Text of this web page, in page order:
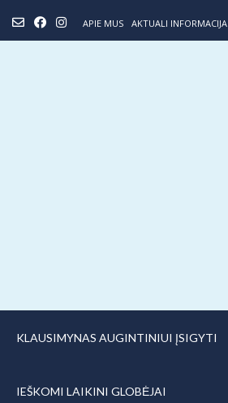
content
APIE MUS AKTUALI INFORMACIJA
KLAUSIMYNAS AUGINTINIUI ĮSIGYTI
IEŠKOMI LAIKINI GLOBĖJAI